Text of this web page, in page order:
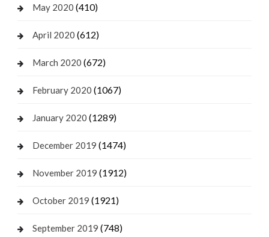
May 2020 (410)
April 2020 (612)
March 2020 (672)
February 2020 (1067)
January 2020 (1289)
December 2019 (1474)
November 2019 (1912)
October 2019 (1921)
September 2019 (748)